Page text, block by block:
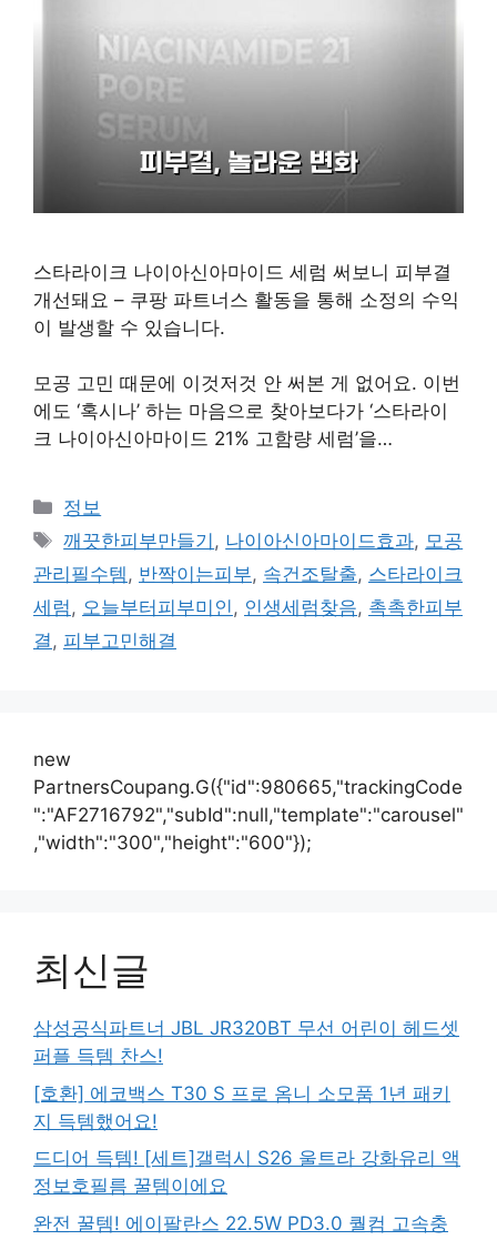
스타라이크 나이아신아마이드 세럼 써보니 피부결
개선돼요 – 쿠팡 파트너스 활동을 통해 소정의 수익
이 발생할 수 있습니다.
모공 고민 때문에 이것저것 안 써본 게 없어요. 이번
에도 ‘혹시나’ 하는 마음으로 찾아보다가 ‘스타라이
크 나이아신아마이드 21% 고함량 세럼’을…
카
테
리
정보
태
그
깨끗한피부만들기 , 나이아신아마이드효과, 모공
관리필수템, 반짝이는피부, 속건조탈출, 스타라이크
세럼, 오늘부터피부미인, 인생세럼찾음, 촉촉한피부
결 , 피부고민해결
new
PartnersCoupang.G({"id":980665,"trackingCode
":"AF2716792","subId":null,"template":"carousel"
,"width":"300","height":"600"});
최신글
삼성공식파트너 JBL JR320BT 무선 어린이 헤드셋
퍼플 득템 찬스!
[호환] 에코백스 T30 S 프로 옴니 소모품 1년 패키
지 득템했어요!
드디어 득템! [세트]갤럭시 S26 울트라 강화유리 액
정보호필름 꿀템이에요
완전 꿀템! 에이팔란스 22.5W PD3.0 퀄컴 고속충